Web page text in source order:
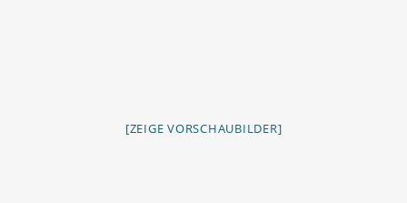
[ZEIGE VORSCHAUBILDER]